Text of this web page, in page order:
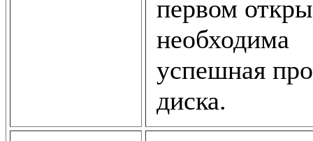
первом
необходима
успешная
диска.